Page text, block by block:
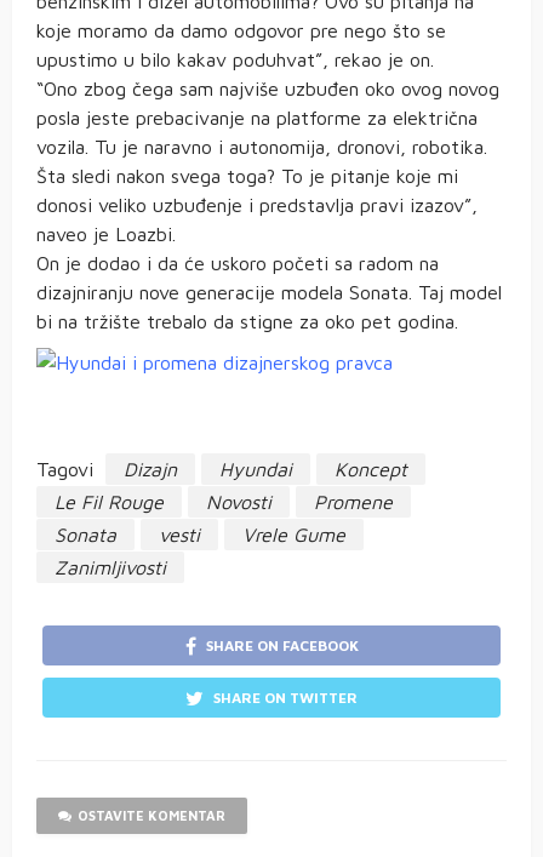
koje moramo da damo odgovor pre nego što se
upustimo u bilo kakav poduhvat”, rekao je on.
“Ono zbog čega sam najviše uzbuđen oko ovog novog
posla jeste prebacivanje na platforme za električna
vozila. Tu je naravno i autonomija, dronovi, robotika.
Šta sledi nakon svega toga? To je pitanje koje mi
donosi veliko uzbuđenje i predstavlja pravi izazov”,
naveo je Loazbi.
On je dodao i da će uskoro početi sa radom na
dizajniranju nove generacije modela Sonata. Taj model
bi na tržište trebalo da stigne za oko pet godina.
Tagovi Dizajn Hyundai
Koncept
Le Fil Rouge
Novosti
Promene
Sonata
vesti
Vrele Gume
Zanimljivosti
SHARE ON FACEBOOK
SHARE ON TWITTER
OSTAVITE KOMENTAR